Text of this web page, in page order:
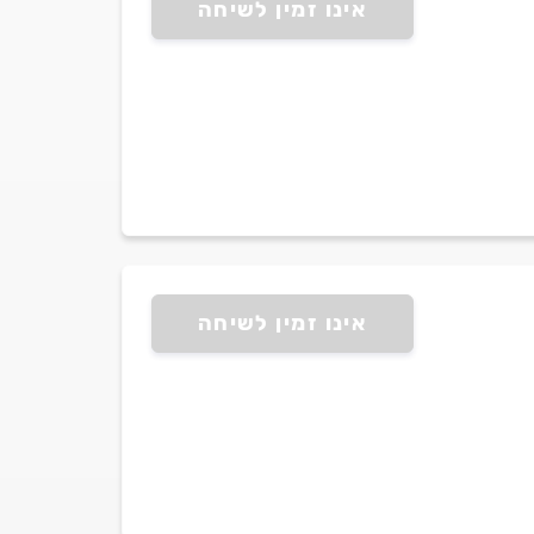
אינו זמין לשיחה
אינו זמין לשיחה